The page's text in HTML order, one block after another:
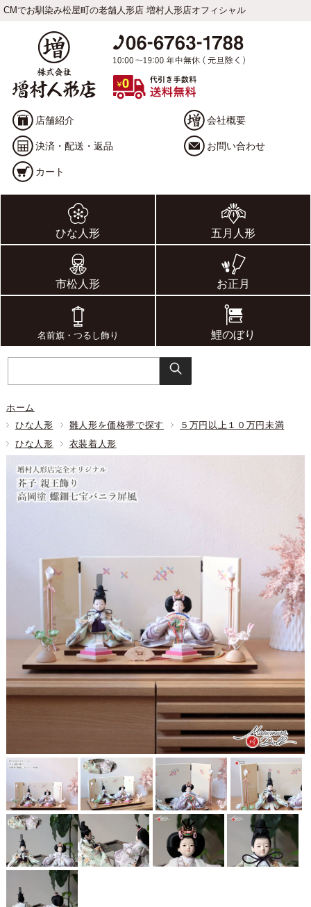
CMでお馴染み松屋町の老舗人形店 増村人形店オフィシャル
店舗紹介 会社概要
決済・配送・返品 お問い合わせ
カート
ひな人形 五月人形
市松人形 お正月
名前旗・つるし飾り 鯉のぼり
ホーム
ひな人形
雛人形を価格帯で探す
５万円以上１０万円未満
ひな人形
衣装着人形